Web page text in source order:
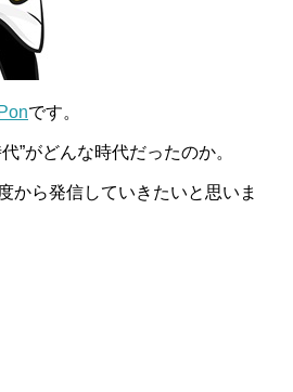
Ponです。
”がどんな時代だったのか。
から発信していきたいと思いま